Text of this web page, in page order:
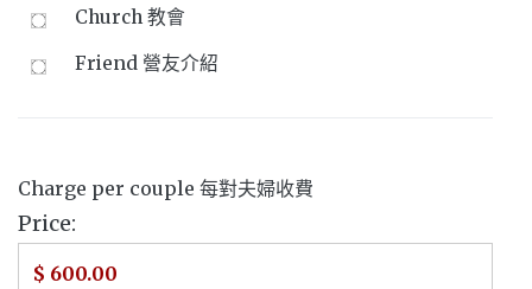
Church 教會
Friend 營友介紹
Charge per couple 每對夫婦收費
Price: